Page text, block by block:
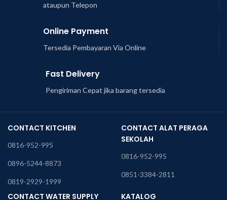
ataupun Telepon
Online Payment
Tersedia Pembayaran Via Online
Fast Delivery
Pengiriman Cepat jika barang tersedia
CONTACT KITCHEN
0816-952-995
0896-5244-8873
0819-2929-1999
CONTACT ALAT PERAGA
SEKOLAH
0816-952-995
0851-3384-2811
CONTACT WATER SUPPLY
KATALOG